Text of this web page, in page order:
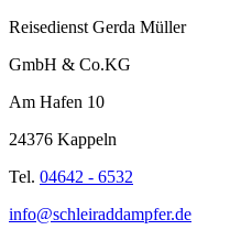
Reisedienst Gerda Müller
GmbH & Co.KG
Am Hafen 10
24376 Kappeln
Tel. 04642 - 6532
info@schleiraddampfer.de